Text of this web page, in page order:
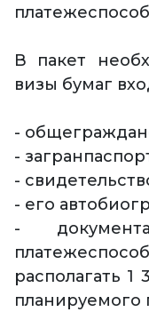
В пакет
визы бумаг
-
-
-
- его
-
располагать
планируемого